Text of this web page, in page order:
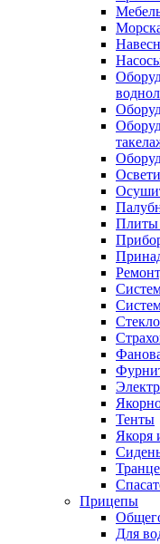
Плиты
Тенты
Якоря
Прицепы
Для